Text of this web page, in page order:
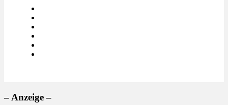
– Anzeige –